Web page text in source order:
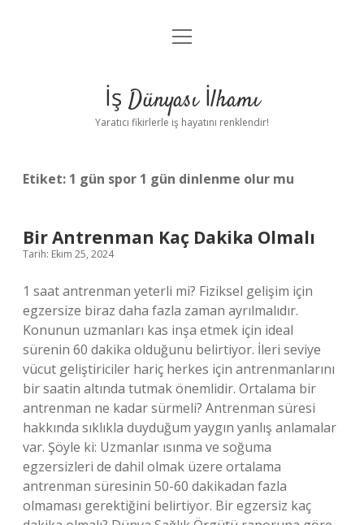
Anasayfa
Yasal Uyarı
menüyü
İş Dünyası İlhamı
Yaratıcı fikirlerle iş hayatını renklendir!
Etiket: 1 gün spor 1 gün dinlenme olur mu
Bir Antrenman Kaç Dakika Olmalı
Tarih: Ekim 25, 2024
1 saat antrenman yeterli mi? Fiziksel gelişim için
egzersize biraz daha fazla zaman ayrılmalıdır.
Konunun uzmanları kas inşa etmek için ideal
sürenin 60 dakika olduğunu belirtiyor. İleri seviye
vücut geliştiriciler hariç herkes için antrenmanlarını
bir saatin altında tutmak önemlidir. Ortalama bir
antrenman ne kadar sürmeli? Antrenman süresi
hakkında sıklıkla duyduğum yaygın yanlış anlamalar
var. Şöyle ki: Uzmanlar ısınma ve soğuma
egzersizleri de dahil olmak üzere ortalama
antrenman süresinin 50-60 dakikadan fazla
olmaması gerektiğini belirtiyor. Bir egzersiz kaç